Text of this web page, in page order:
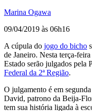
Marina Ogawa
09/04/2019 às 06h16
A cúpula do jogo do bicho
de Janeiro. Nesta terça-
Estado serão julgados pela
Federal da 2ª Região.
O julgamento é em
David, patrono da Beija-
tem sua história ligada à